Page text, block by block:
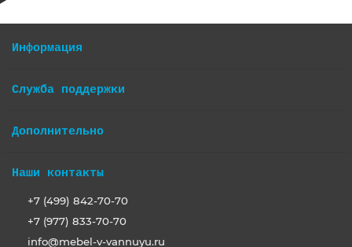
Информация
Служба поддержки
Дополнительно
Наши контакты
+7 (499) 842-70-70
+7 (977) 833-70-70
info@mebel-v-vannuyu.ru